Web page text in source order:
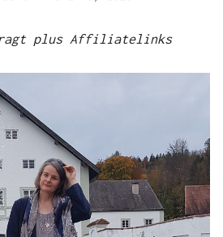
plus Affiliatelinks